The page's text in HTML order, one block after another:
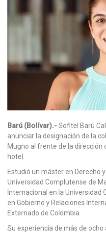
Barú (Bolívar).-Sofitel Barú
anunciar la designación de la
Mugno al frente de la dirección
hotel.
Estudió un máster en Derecho
Universidad Complutense de
Internacional en la Universidad
en Gobierno y Relaciones
Externado de Colombia.
Su experiencia de más de